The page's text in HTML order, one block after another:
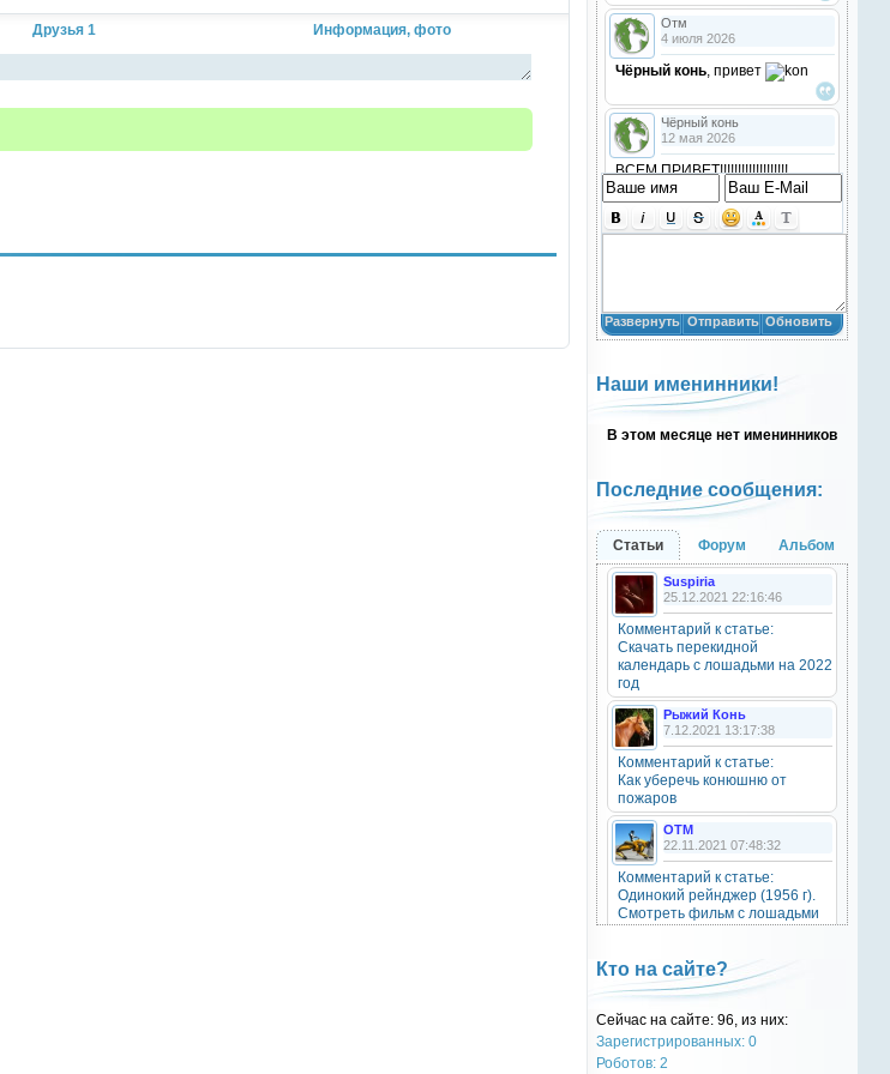
Кликните, чтобы прочесть полностью...
Друзья 1 Информация, фото
Отм
4 июля 2026
Чёрный конь, привет
Чёрный конь
12 мая 2026
ВСЕМ ПРИВЕТ!!!!!!!!!!!!!!!!!!!
!!!!
Анастасия18
Анастасия18
кто игры скачивал недавно?
Анастасия18
привет
Natali
20 октября 2025
OTM
6 сентября 2025
Grey-Rattto
Grey-Rattto
2 сентября 2025
Все ещё в деле
Grey-Rattto
2 сентября 2025
Приветствую товарищи! Привет
ОТМ!
17 ноября 2024
oper202, нет такого номера в
телеге
oper202
Развернуть Отправить Обновить
Наши именинники!
В этом месяце нет именинников
Последние сообщения:
Статьи Форум Альбом
Suspiria
25.12.2021 22:16:46
Комментарий к статье:
Скачать перекидной
календарь с лошадьми на 2022
год
Рыжий Конь
7.12.2021 13:17:38
Комментарий к статье:
Как уберечь конюшню от
пожаров
OTM
22.11.2021 07:48:32
Комментарий к статье:
Одинокий рейнджер (1956 г).
Смотреть фильм с лошадьми
Natali
28.09.2021 15:30:39
Комментарий к статье:
Тест «Масти и отметины»
OTM
Кто на сайте?
Сейчас на сайте: 96, из них:
Зарегистрированных: 0
Роботов: 2